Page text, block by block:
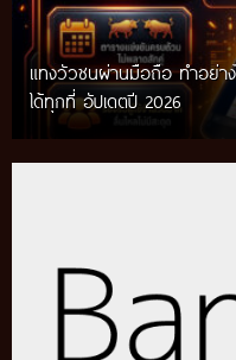
แทงวัวชนผ่านมือถือ ทำอย่าง
ได้ทุกที่ อัปเดตปี 2026